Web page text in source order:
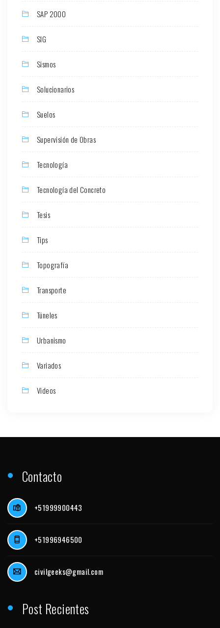
SAP 2000
SIG
Sismos
Solucionarios
Suelos
Supervisión de Obras
Tecnología
Tecnología del Concreto
Tesis
Tips
Topografía
Transporte
Túneles
Urbanismo
Variados
Videos
Contacto
+51999900443
+51996946500
civilgeeks@gmail.com
Post Recientes